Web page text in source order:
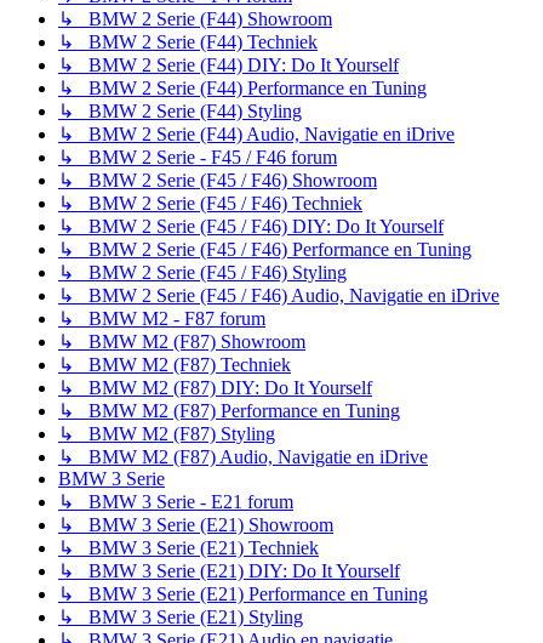
↳ BMW 2 Serie (F44) Showroom
↳ BMW 2 Serie (F44) Techniek
↳ BMW 2 Serie (F44) DIY: Do It Yourself
↳ BMW 2 Serie (F44) Performance en Tuning
↳ BMW 2 Serie (F44) Styling
↳ BMW 2 Serie (F44) Audio, Navigatie en iDrive
↳ BMW 2 Serie - F45 / F46 forum
↳ BMW 2 Serie (F45 / F46) Showroom
↳ BMW 2 Serie (F45 / F46) Techniek
↳ BMW 2 Serie (F45 / F46) DIY: Do It Yourself
↳ BMW 2 Serie (F45 / F46) Performance en Tuning
↳ BMW 2 Serie (F45 / F46) Styling
↳ BMW 2 Serie (F45 / F46) Audio, Navigatie en iDrive
↳ BMW M2 - F87 forum
↳ BMW M2 (F87) Showroom
↳ BMW M2 (F87) Techniek
↳ BMW M2 (F87) DIY: Do It Yourself
↳ BMW M2 (F87) Performance en Tuning
↳ BMW M2 (F87) Styling
↳ BMW M2 (F87) Audio, Navigatie en iDrive
BMW 3 Serie
↳ BMW 3 Serie - E21 forum
↳ BMW 3 Serie (E21) Showroom
↳ BMW 3 Serie (E21) Techniek
↳ BMW 3 Serie (E21) DIY: Do It Yourself
↳ BMW 3 Serie (E21) Performance en Tuning
↳ BMW 3 Serie (E21) Styling